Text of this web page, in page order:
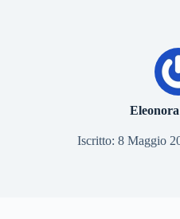
Iscritto: 8 Maggio